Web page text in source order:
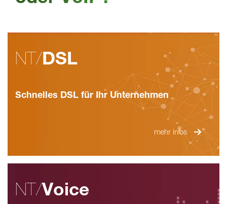
NT/DSL
Schnelles DSL für Ihr Unternehmen
mehr infos
NT/Voice